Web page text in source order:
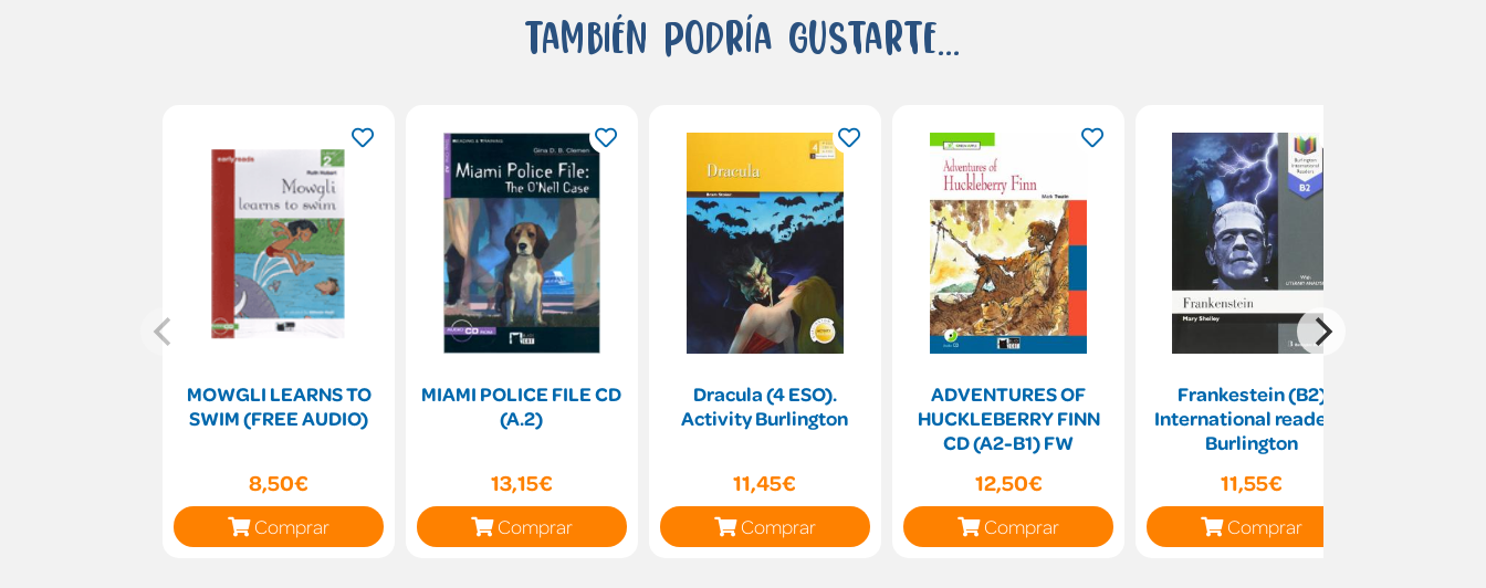
También podría gustarte...
MOWGLI LEARNS TO
SWIM (FREE AUDIO)
8,50€
Comprar
MIAMI POLICE FILE CD
(A.2)
13,15€
Comprar
Dracula (4 ESO).
Activity Burlington
11,45€
Comprar
ADVENTURES OF
HUCKLEBERRY FINN
CD (A2-B1) FW
12,50€
Comprar
Frankestein (B2)
International readers.
Burlington
11,55€
Comprar